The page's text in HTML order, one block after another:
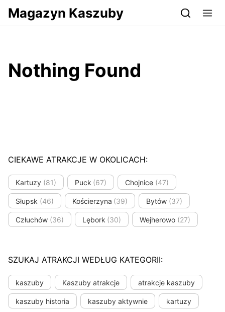
Przejdź do serwisu magazynkaszuby.pl
Magazyn Kaszuby
Nothing Found
CIEKAWE ATRAKCJE W OKOLICACH:
Kartuzy (81) Puck (67) Chojnice (47)
Słupsk (46) Kościerzyna (39) Bytów (37)
Człuchów (36) Lębork (30) Wejherowo (27)
SZUKAJ ATRAKCJI WEDŁUG KATEGORII:
kaszuby Kaszuby atrakcje atrakcje kaszuby
kaszuby historia kaszuby aktywnie kartuzy